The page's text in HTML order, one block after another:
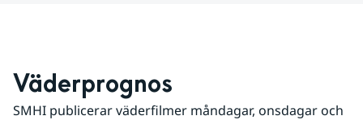
Väderprognos
SMHI publicerar väderfilmer måndagar, onsdagar och